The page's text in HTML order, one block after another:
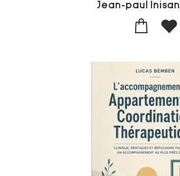
Jean-paul Inisan